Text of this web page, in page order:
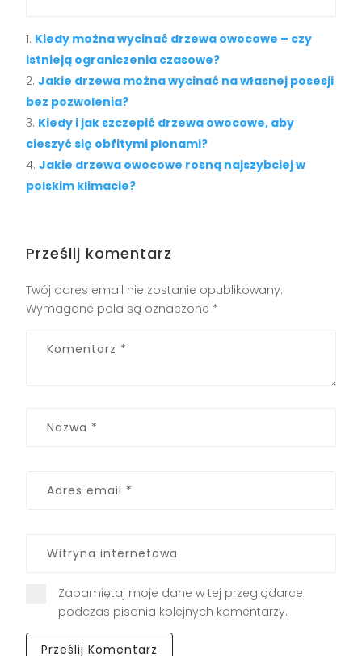
Kiedy można wycinać drzewa owocowe – czy
istnieją ograniczenia czasowe?
Jakie drzewa można wycinać na własnej posesji
bez pozwolenia?
Kiedy i jak szczepić drzewa owocowe, aby
cieszyć się obfitymi plonami?
Jakie drzewa owocowe rosną najszybciej w
polskim klimacie?
Prześlij komentarz
Twój adres email nie zostanie opublikowany.
Wymagane pola są oznaczone *
Zapamiętaj moje dane w tej przeglądarce
podczas pisania kolejnych komentarzy.